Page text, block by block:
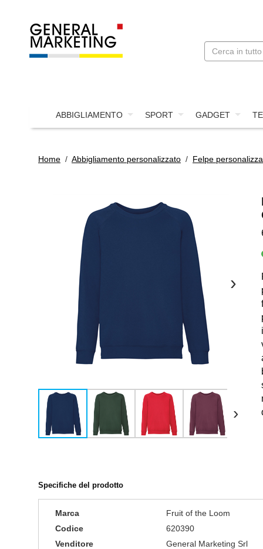
ABBIGLIAMENTO SPORT GADGET
Home / Abbigliamento personalizzato / Felpe
›
›
Specifiche del prodotto
Marca
Fruit of the Loom
Codice
620390
Venditore
General Marketing Srl